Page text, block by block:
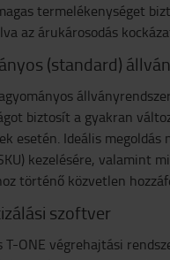
termelékenységet
az árukárosodás
(standard)
biztosít a gyakran
esetén. Ideális megoldás
kezelésére, valamint
történő közvetlen
szoftver
T-ONE végrehajtási